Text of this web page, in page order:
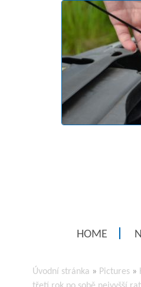
HOME
Úvodní stránka » Pictures »